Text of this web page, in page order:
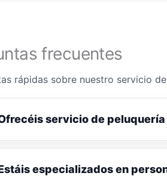
frecuentes
rápidas sobre nuestro servicio
servicio de
especializados en